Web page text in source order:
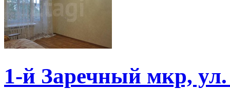
1-й Заречный мкр,